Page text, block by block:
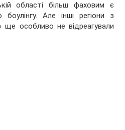
області більш фаховим є
боулінгу. Але інші регіони з
ще особливо не відреагували